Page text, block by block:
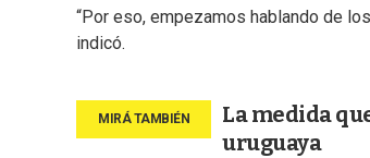
“Por eso, empezamos hablando de
indicó.
La medida
uruguaya